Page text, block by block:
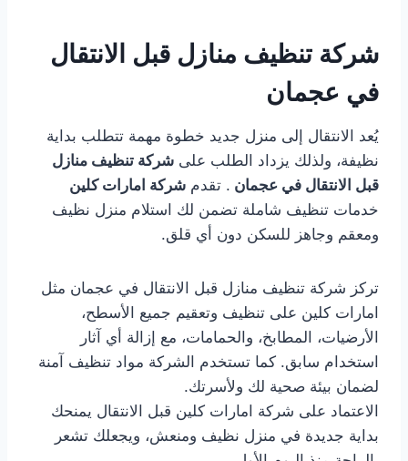
شركة تنظيف منازل قبل الانتقال
في عجمان
يُعد الانتقال إلى منزل جديد خطوة مهمة تتطلب بداية
نظيفة، ولذلك يزداد الطلب على شركة تنظيف منازل
قبل الانتقال في عجمان . تقدم شركة امارات كلين
خدمات تنظيف شاملة تضمن لك استلام منزل نظيف
ومعقم وجاهز للسكن دون أي قلق.
تركز شركة تنظيف منازل قبل الانتقال في عجمان مثل
امارات كلين على تنظيف وتعقيم جميع الأسطح،
الأرضيات، المطابخ، والحمامات، مع إزالة أي آثار
استخدام سابق. كما تستخدم الشركة مواد تنظيف آمنة
لضمان بيئة صحية لك ولأسرتك.
الاعتماد على شركة امارات كلين قبل الانتقال يمنحك
بداية جديدة في منزل نظيف ومنعش، ويجعلك تشعر